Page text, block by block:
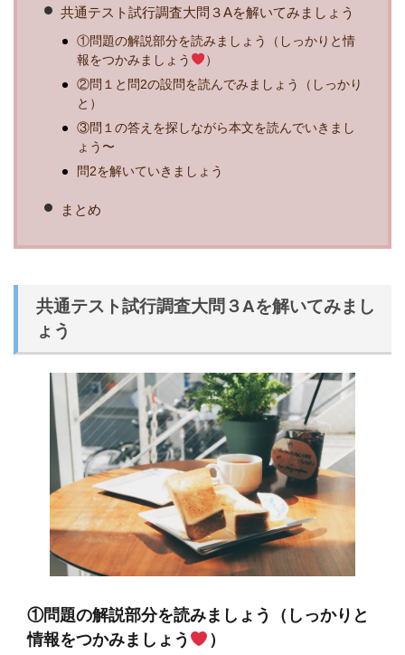
共通テスト試行調査大問３Aを解いてみましょう
①問題の解説部分を読みましょう（しっかりと情
報をつかみましょう
）
②問１と問2の設問を読んでみましょう（しっかり
と）
③問１の答えを探しながら本文を読んでいきまし
ょう〜
問2を解いていきましょう
まとめ
共通テスト試行調査大問３Aを解いてみまし
ょう
①問題の解説部分を読みましょう（しっかりと
情報をつかみましょう
）